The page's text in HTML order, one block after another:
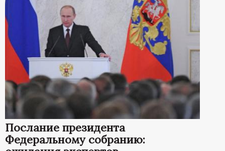
Послание президента
Федеральному собранию: